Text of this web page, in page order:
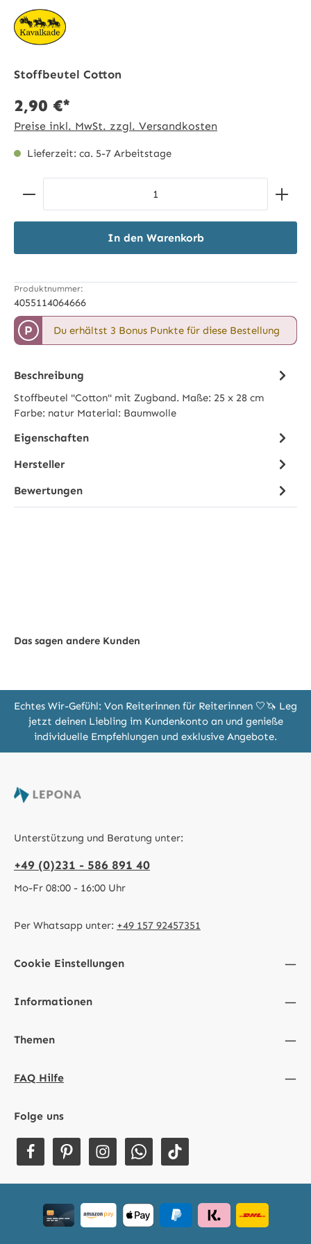
Stoffbeutel Cotton
2,90 €*
Preise inkl. MwSt. zzgl. Versandkosten
Lieferzeit: ca. 5-7 Arbeitstage
Produkt Anzahl: Gib den gewünschten Wert ein
In den Warenkorb
Produktnummer:
4055114064666
P Du erhältst 3 Bonus Punkte für diese Bestellung
Beschreibung
Stoffbeutel "Cotton" mit Zugband. Maße: 25 x 28 cm
Farbe: natur Material: Baumwolle
Eigenschaften
Hersteller
Bewertungen
Das sagen andere Kunden
Echtes Wir-Gefühl: Von Reiterinnen für Reiterinnen 🤍🦄 Leg
jetzt deinen Liebling im Kundenkonto an und genieße
individuelle Empfehlungen und exklusive Angebote.
Unterstützung und Beratung unter:
+49 (0)231 - 586 891 40
Mo-Fr 08:00 - 16:00 Uhr
Per Whatsapp unter: +49 157 92457351
Cookie Einstellungen
Informationen
Themen
FAQ Hilfe
Folge uns